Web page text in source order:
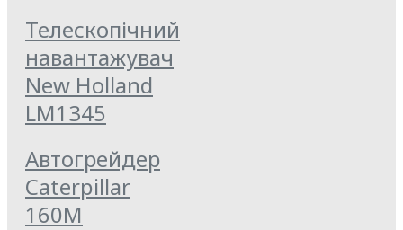
Телескопічний
навантажувач
New Holland
LM1345
Автогрейдер
Caterpillar
160M